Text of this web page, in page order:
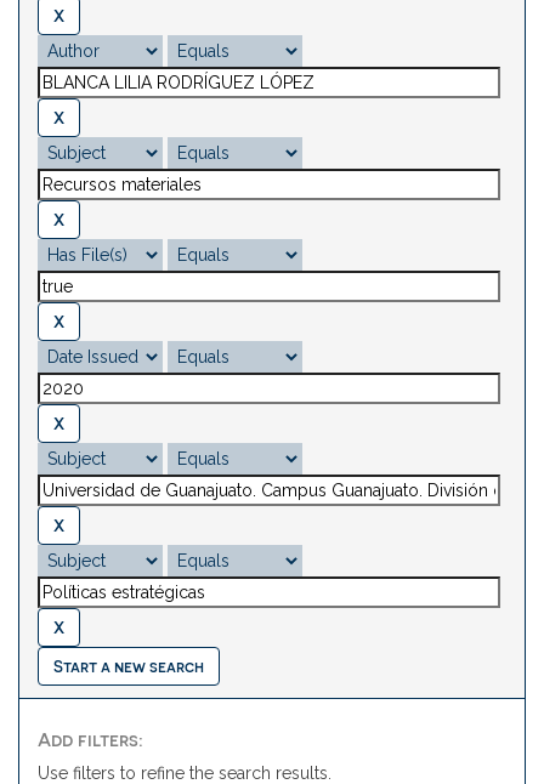
Start a new search
Add filters:
Use filters to refine the search results.